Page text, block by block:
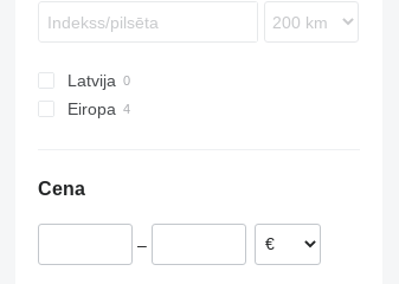
Latvija
Eiropa
Beļģija
Cena
–